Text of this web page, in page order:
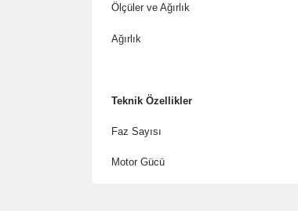
Ölçüler ve Ağırlık
Ağırlık
Teknik Özellikler
Faz Sayısı
Motor Gücü